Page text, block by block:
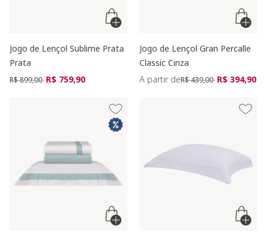
Jogo de Lençol Sublime Prata
Prata
Preço reduzido de
R$ 899,00 para
R$ 759,90
Jogo de Lençol Gran Percalle
Classic Cinza
A partir dePreço reduzido de
R$ 439,00 para
R$ 394,90